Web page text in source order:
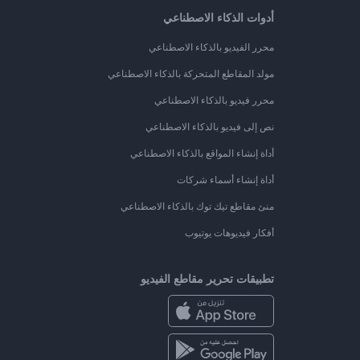
أدوات الذكاء الاصطناعي
محرر الفيديو بالذكاء الاصطناعي
مولد المقاطع المتحركة بالذكاء الاصطناعي
محرر فيديو بالذكاء الاصطناعي
نص إلى فيديو بالذكاء الاصطناعي
أداة إنشاء المواقع بالذكاء الاصطناعي
أداة إنشاء أسماء شركات
منئ مقاطع تيك توك بالذكاء الاصطناعي
أفكار فيديوهات يوتيوب
تطبيقات تحرير مقاطع الفيديو